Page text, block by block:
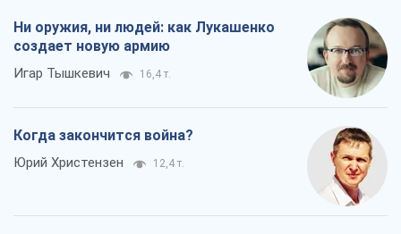
Ни оружия, ни людей: как Лукашенко
создает новую армию
Игар Тышкевич 16,4 т.
Когда закончится война?
Юрий Христензен 12,4 т.